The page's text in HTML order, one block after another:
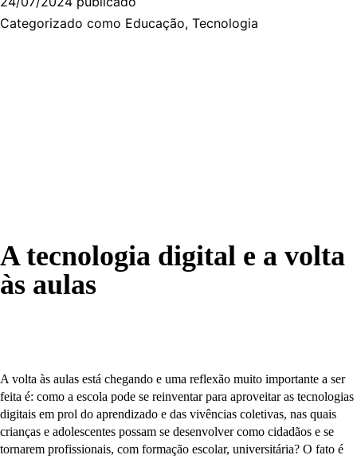
Categorizado como Educação, Tecnologia
A tecnologia digital e a volta
às aulas
A volta às aulas está chegando e uma reflexão muito importante a ser
feita é: como a escola pode se reinventar para aproveitar as tecnologias
digitais em prol do aprendizado e das vivências coletivas, nas quais
crianças e adolescentes possam se desenvolver como cidadãos e se
tornarem profissionais, com formação escolar, universitária? O fato é